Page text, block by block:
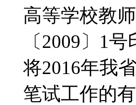
高等学校教
〔2009〕1
将2016年我
笔试工作的